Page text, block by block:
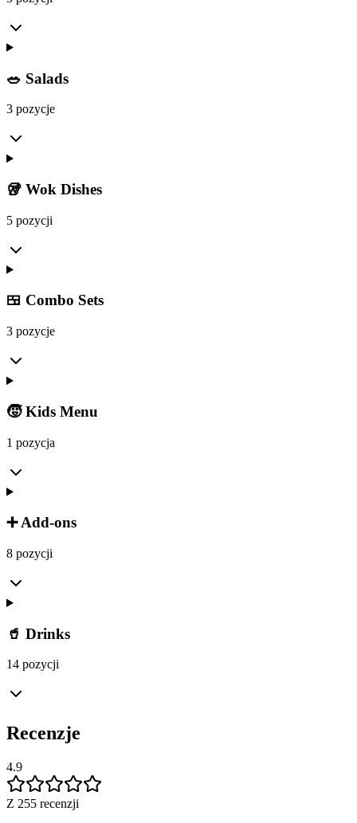
🥗 Salads
3 pozycje
🥡 Wok Dishes
5 pozycji
🍱 Combo Sets
3 pozycje
🧒 Kids Menu
1 pozycja
➕ Add-ons
8 pozycji
🥤 Drinks
14 pozycji
Recenzje
4.9
Z 255 recenzji